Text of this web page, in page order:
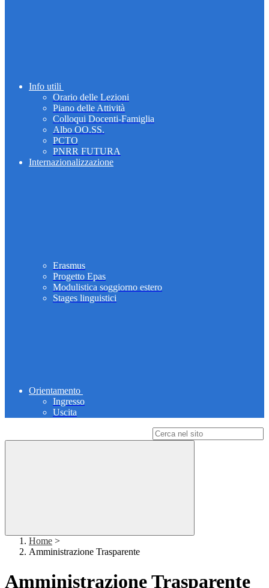
Info utili
Orario delle Lezioni
Piano delle Attività
Colloqui Docenti-Famiglia
Albo OO.SS.
PCTO
PNRR FUTURA
Internazionalizzazione
Erasmus
Progetto Epas
Modulistica soggiorno estero
Stages linguistici
Orientamento
Ingresso
Uscita
Home >
Amministrazione Trasparente
Amministrazione Trasparente